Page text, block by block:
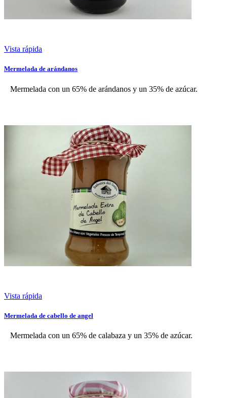
Vista rápida
Mermelada de arándanos
Mermelada con un 65% de arándanos y un 35% de azúcar.
Vista rápida
Mermelada de cabello de angel
Mermelada con un 65% de calabaza y un 35% de azúcar.